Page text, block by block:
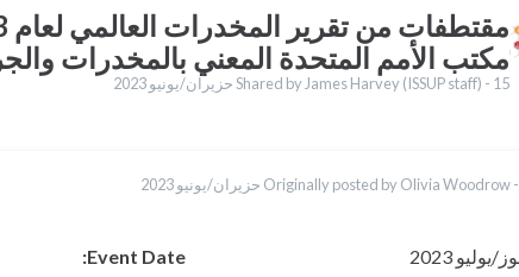
مكتب الأمم المتحدة المعني بالمخدرات
Shared by James Harvey (ISSUP staff) - 15 حزيران/يونيو 2023
Originally posted by Olivia Woodrow -
Event Date